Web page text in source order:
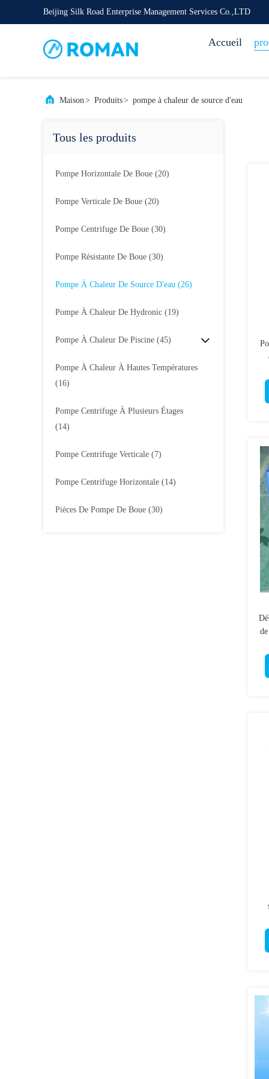
Beijing Silk Road Enterprise Management Services Co.,LTD
Accueil
Maison> Produits> pompe à chaleur de source d'eau
Tous les produits
Pompe Horizontale De Boue (20)
Pompe Verticale De Boue (20)
Pompe Centrifuge De Boue (30)
Pompe Résistante De Boue (30)
Pompe À Chaleur De Source D'eau (26)
Pompe À Chaleur De Hydronic (19)
Pompe À Chaleur De Piscine (45)
Pompe À Chaleur À Hautes Températures
(16)
Pompe Centrifuge À Plusieurs Étages
(14)
Pompe Centrifuge Verticale (7)
Pompe Centrifuge Horizontale (14)
Pièces De Pompe De Boue (30)